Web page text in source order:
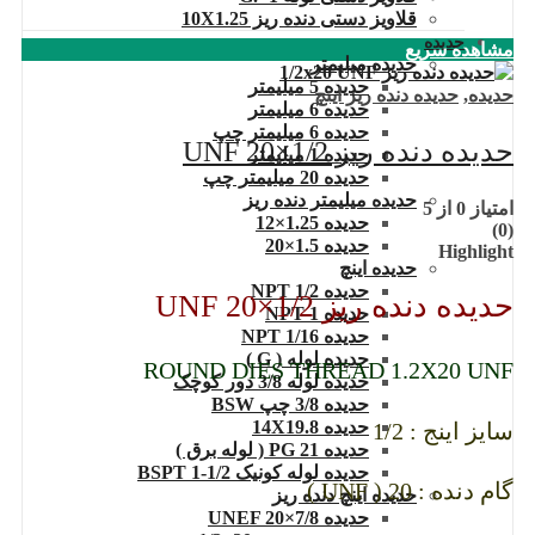
قلاویز دستی دنده ریز 10X1.25
حدیده
حدیده میلیمتر
حدیده 5 میلیمتر
حدیده 6 میلیمتر
حدیده 6 میلیمتر چپ
حدیده 1 میلیمتر
حدیده 20 میلیمتر چپ
حدیده میلیمتر دنده ریز
حدیده 1.25×12
حدیده 1.5×20
حدیده اینچ
حدیده 1/2 NPT
حدیده NPT 1
حدیده 1/16 NPT
حدیده لوله ( G )
حدیده لوله 3/8 دور کوچک
حدیده 3/8 چپ BSW
حدیده 14X19.8
حدیده 21 PG ( لوله برق )
حدیده لوله کونیک 1/2-1 BSPT
حدیده اینچ دنده ریز
حدیده UNEF 20×7/8
مشاهده سریع
حدیده, حدیده دنده ریز اینچ
حدیده دنده ریز 1/2×20 UNF
امتیاز 0 از 5
(0)
Highlight
حدیده دنده ریز 1/2×20 UNF
ROUND DIES THREAD 1.2X20 UNF
سایز اینج : 1/2
گام دنده : 20 ( UNF )